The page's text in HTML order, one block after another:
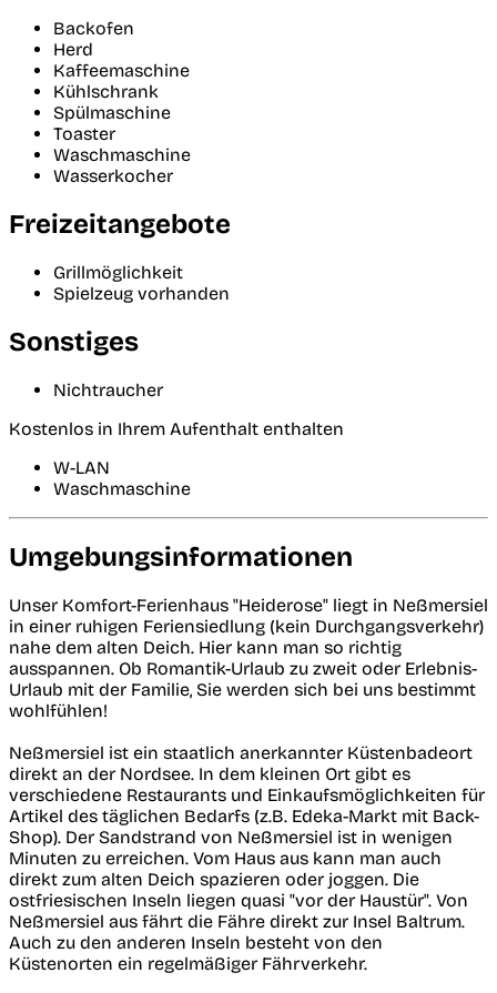
Backofen
Herd
Kaffeemaschine
Kühlschrank
Spülmaschine
Toaster
Waschmaschine
Wasserkocher
Freizeitangebote
Grillmöglichkeit
Spielzeug vorhanden
Sonstiges
Nichtraucher
Kostenlos in Ihrem Aufenthalt enthalten
W-LAN
Waschmaschine
Umgebungsinformationen
Unser Komfort-Ferienhaus "Heiderose" liegt in Neßmersiel
in einer ruhigen Feriensiedlung (kein Durchgangsverkehr)
nahe dem alten Deich. Hier kann man so richtig
ausspannen. Ob Romantik-Urlaub zu zweit oder Erlebnis-
Urlaub mit der Familie, Sie werden sich bei uns bestimmt
wohlfühlen!
Neßmersiel ist ein staatlich anerkannter Küstenbadeort
direkt an der Nordsee. In dem kleinen Ort gibt es
verschiedene Restaurants und Einkaufsmöglichkeiten für
Artikel des täglichen Bedarfs (z.B. Edeka-Markt mit Back-
Shop). Der Sandstrand von Neßmersiel ist in wenigen
Minuten zu erreichen. Vom Haus aus kann man auch
direkt zum alten Deich spazieren oder joggen. Die
ostfriesischen Inseln liegen quasi "vor der Haustür". Von
Neßmersiel aus fährt die Fähre direkt zur Insel Baltrum.
Auch zu den anderen Inseln besteht von den
Küstenorten ein regelmäßiger Fährverkehr.